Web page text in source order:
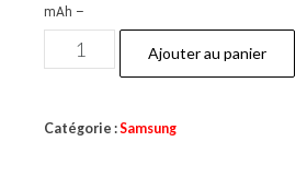
mAh –
quantité
de
S25
Ajouter au panier
Catégorie :Samsung